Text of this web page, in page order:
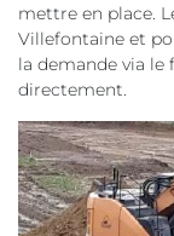
mettre en place.
Villefontaine et
la demande via
directement.